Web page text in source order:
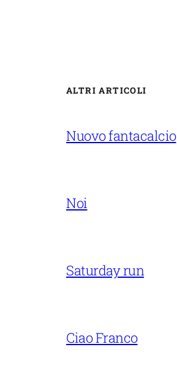
ALTRI ARTICOLI
Nuovo fantacalcio
Noi
Saturday run
Ciao Franco